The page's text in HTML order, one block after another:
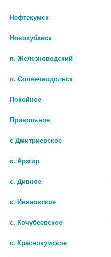
П/О 8871
827 руб.
шт
В КОРЗИНУ
Нефтекумск
Новокубанск
п. Железноводский
п. Солнечнодольск
Покойное
Привольное
с Дмитриевское
с. Арзгир
с. Дивное
с. Ивановское
с. Кочубеевское
с. Краснокумское